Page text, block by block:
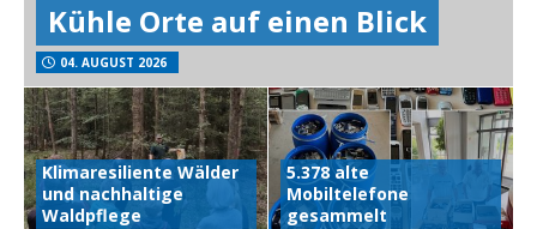
Kühle Orte auf einen Blick
04. AUGUST 2026
Klimaresiliente Wälder
und nachhaltige
Waldpflege
5.378 alte
Mobiltelefone
gesammelt